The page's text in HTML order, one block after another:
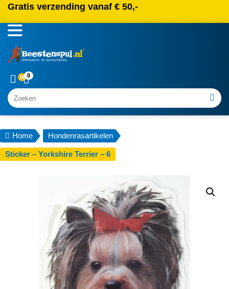
Gratis verzending vanaf € 50,-
0
Zoeken
Home Hondenrasartikelen
Sticker – Yorkshire Terrier – 6